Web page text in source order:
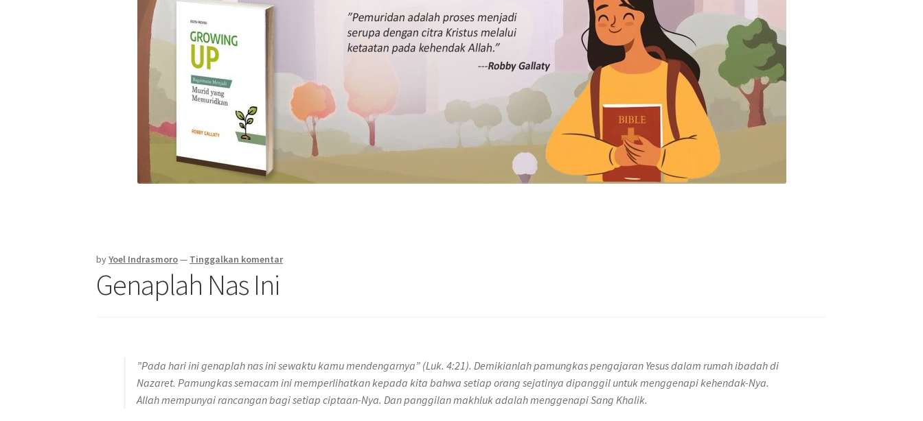
byYoel Indrasmoro— Tinggalkan komentar
Genaplah Nas Ini
”Pada hari ini genaplah nas ini sewaktu kamu mendengarnya” (Luk. 4:21). Demikianlah pamungkas pengajaran Yesus dalam rumah ibadah di
Nazaret. Pamungkas semacam ini memperlihatkan kepada kita bahwa setiap orang sejatinya dipanggil untuk menggenapi kehendak-Nya.
Allah mempunyai rancangan bagi setiap ciptaan-Nya. Dan panggilan makhluk adalah menggenapi Sang Khalik.